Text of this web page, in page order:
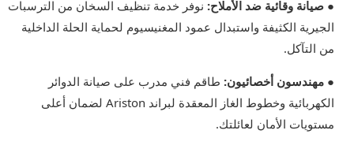
● صيانة وقائية ضد الأملاح: نوفر خدمة تنظيف السخان من الترسبات
الجيرية الكثيفة واستبدال عمود المغنيسيوم لحماية الحلة الداخلية
من التآكل.
● مهندسون أخصائيون: طاقم فني مدرب على صيانة الدوائر
الكهربائية وخطوط الغاز المعقدة لبراند Ariston لضمان أعلى
مستويات الأمان لعائلتك.